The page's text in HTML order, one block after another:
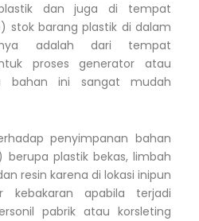
dan juga di tempat
stok barang plastik di dalam
adalah dari tempat
proses generator atau
bahan ini sangat mudah
penyimpanan bahan
plastik bekas, limbah
resin karena di lokasi inipun
kebakaran apabila terjadi
pabrik atau korsleting